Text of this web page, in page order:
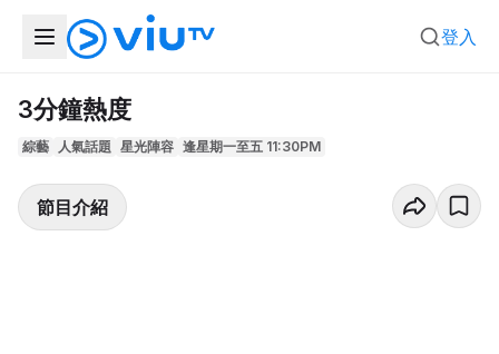
登入
3分鐘熱度
綜藝 人氣話題 星光陣容 逢星期一至五 11:30PM
節目介紹